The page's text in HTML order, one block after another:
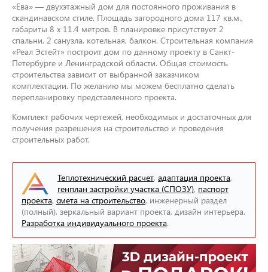
«Ева» — двухэтажный дом для постоянного проживания в
скандинавском стиле. Площадь загородного дома 117 кв.м.,
габариты 8 x 11.4 метров. В планировке присутствует 2
спальни, 2 санузла, котельная, балкон. Строительная компания
«Реал Эстейт» построит дом по данному проекту в Санкт-
Петербурге и Ленинградской области. Общая стоимость
строительства зависит от выбранной заказчиком
комплектации. По желанию мы можем бесплатно сделать
перепланировку представленного проекта.
Комплект рабочих чертежей, необходимых и достаточных для
получения разрешения на строительство и проведения
строительных работ.
Теплотехнический расчет, адаптация проекта,
генплан застройки участка (СПОЗУ), паспорт
проекта, смета на строительство, инженерный раздел
(полный), зеркальный вариант проекта, дизайн интерьера.
Разработка индивидуального проекта.